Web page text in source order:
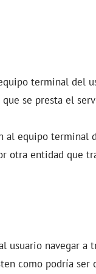
terminal del
se presta el
al equipo terminal
otra entidad que
usuario navegar
como podría ser